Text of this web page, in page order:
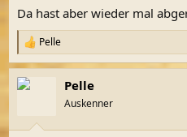
:
Da hast aber wieder mal
R
e
a
k
Pelle
Pelle
Auskenner